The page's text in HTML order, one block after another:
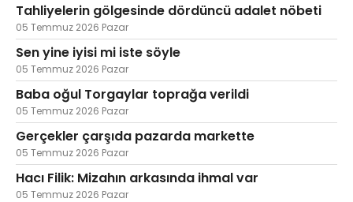
Tahliyelerin gölgesinde dördüncü adalet nöbeti
05 Temmuz 2026 Pazar
Sen yine iyisi mi iste söyle
05 Temmuz 2026 Pazar
Baba oğul Torgaylar toprağa verildi
05 Temmuz 2026 Pazar
Gerçekler çarşıda pazarda markette
05 Temmuz 2026 Pazar
Hacı Filik: Mizahın arkasında ihmal var
05 Temmuz 2026 Pazar